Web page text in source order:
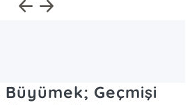
Geçmişi